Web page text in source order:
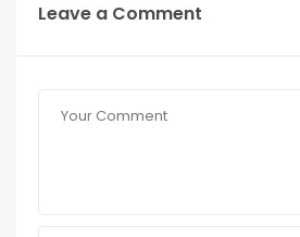
Leave a Comment